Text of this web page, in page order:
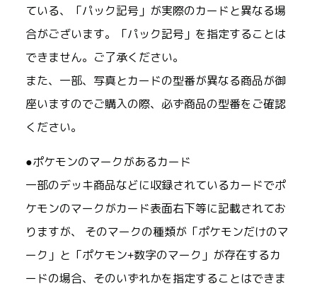
ている、「パック記号」が実際のカードと異なる場
合がございます。「パック記号」を指定することは
できません。ご了承ください。
また、一部、写真とカードの型番が異なる商品が御
座いますのでご購入の際、必ず商品の型番をご確認
ください。
●ポケモンのマークがあるカード
一部のデッキ商品などに収録されているカードでポ
ケモンのマークがカード表面右下等に記載されてお
りますが、 そのマークの種類が「ポケモンだけのマ
ーク」と「ポケモン+数字のマーク」が存在するカ
ードの場合、そのいずれかを指定することはできま